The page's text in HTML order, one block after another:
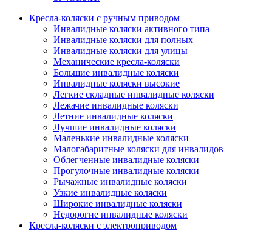
Кресла-коляски с ручным приводом
Инвалидные коляски активного типа
Инвалидные коляски для полных
Инвалидные коляски для улицы
Механические кресла-коляски
Большие инвалидные коляски
Инвалидные коляски высокие
Легкие складные инвалидные коляски
Лежачие инвалидные коляски
Летние инвалидные коляски
Лучшие инвалидные коляски
Маленькие инвалидные коляски
Малогабаритные коляски для инвалидов
Облегченные инвалидные коляски
Прогулочные инвалидные коляски
Рычажные инвалидные коляски
Узкие инвалидные коляски
Широкие инвалидные коляски
Недорогие инвалидные коляски
Кресла-коляски с электроприводом